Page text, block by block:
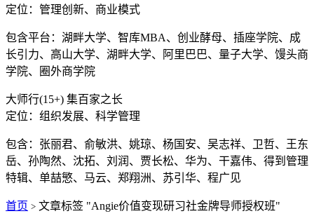
定位：管理创新、商业模式
包含平台：湖畔大学、智库MBA、创业酵母、插座学院、成
长引力、高山大学、湖畔大学、阿里巴巴、量子大学、馒头商
学院、圈外商学院
大师行(15+) 集百家之长
定位：组织发展、科学管理
包含：张丽君、俞敏洪、姚琼、杨国安、吴志祥、卫哲、王东
岳、孙陶然、沈拓、刘润、贾长松、华为、干嘉伟、得到管理
特辑、单喆慜、马云、郑翔洲、苏引华、程广见
首页 > 文章标签 "Angie价值变现研习社金牌导师授权班"